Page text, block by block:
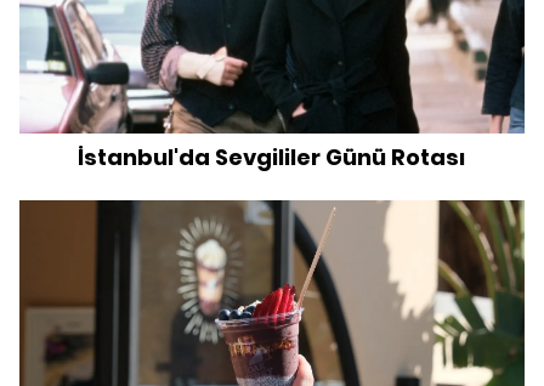
İstanbul'da Sevgililer Günü Rotası